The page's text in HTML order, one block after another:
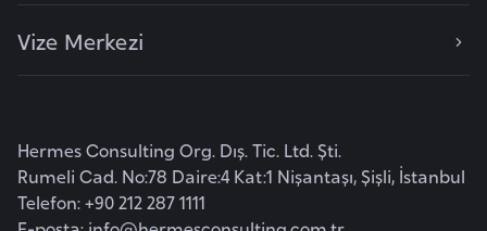
Vize Merkezi
Hermes Consulting Org. Dış. Tic. Ltd. Şti.
Rumeli Cad. No:78 Daire:4 Kat:1 Nişantaşı, Şişli, İstanbul
Telefon: +90 212 287 1111
B
i
n